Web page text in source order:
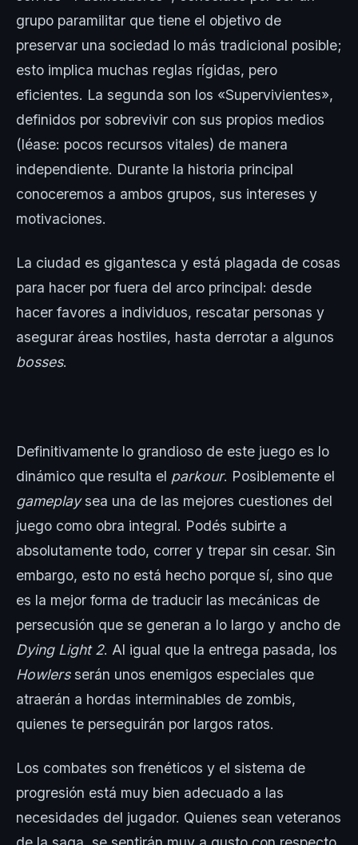
grupo paramilitar que tiene el objetivo de
preservar una sociedad lo más tradicional posible;
esto implica muchas reglas rígidas, pero
eficientes. La segunda son los «Supervivientes»,
definidos por sobrevivir con sus propios medios
(léase: pocos recursos vitales) de manera
independiente. Durante la historia principal
conoceremos a ambos grupos, sus intereses y
motivaciones.
La ciudad es gigantesca y está plagada de cosas
para hacer por fuera del arco principal: desde
hacer favores a individuos, rescatar personas y
asegurar áreas hostiles, hasta derrotar a algunos
bosses.
Definitivamente lo grandioso de este juego es lo
dinámico que resulta el parkour. Posiblemente el
gameplaysea una de las mejores cuestiones del
juego como obra integral. Podés subirte a
absolutamente todo, correr y trepar sin cesar. Sin
embargo, esto no está hecho porque sí, sino que
es la mejor forma de traducir las mecánicas de
persecusión que se generan a lo largo y ancho de
Dying Light 2. Al igual que la entrega pasada, los
Howlersserán unos enemigos especiales que
atraerán a hordas interminables de zombis,
quienes te perseguirán por largos ratos.
Los combates son frenéticos y el sistema de
progresión está muy bien adecuado a las
necesidades del jugador. Quienes sean veteranos